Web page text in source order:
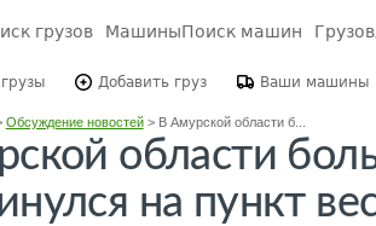
грузов МашиныПоиск машин
Добавить груз Ваши машины
Обсуждение новостей> В Амурской области б...
области
на пункт